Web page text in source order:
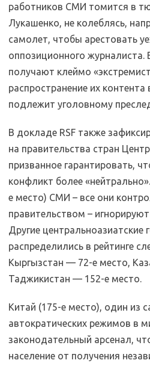
работников СМИ томится в
Лукашенко, не колеблясь,
самолет, чтобы арестовать
оппозиционного
получают клеймо
распространение их
подлежит уголовному
В докладе RSF также
на правительства стран
призванное гарантировать,
конфликт более
е место) СМИ – все они
правительством –
Другие центральноазиатские
распределились в рейтинге
Кыргызстан — 72-е место,
Таджикистан — 152-е место.
Китай (175-е место), один из
автократических режимов в
законодательный арсенал,
население от получения